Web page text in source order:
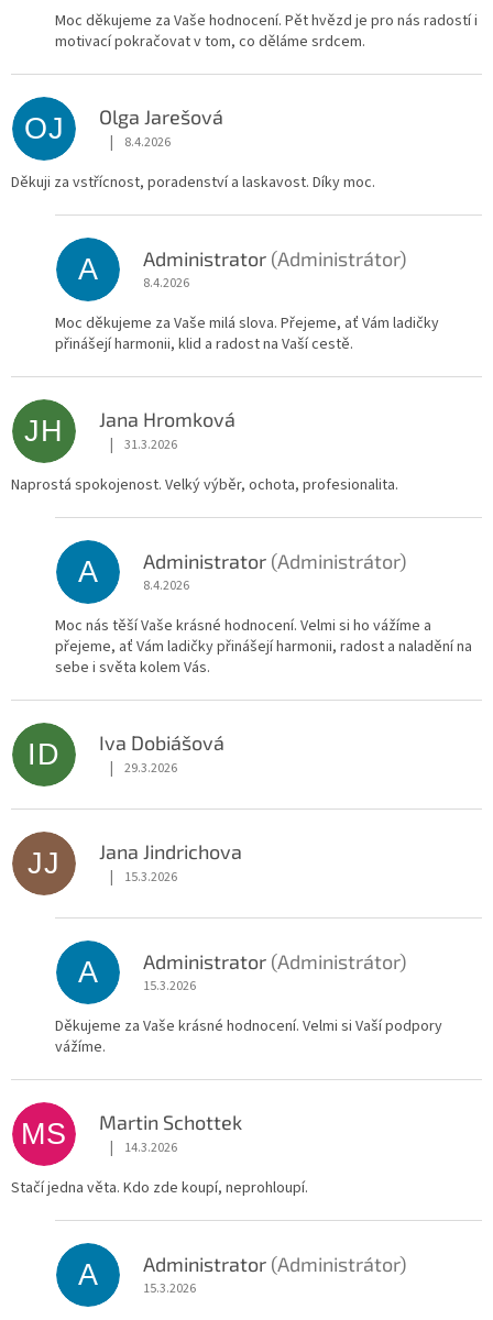
Moc děkujeme za Vaše hodnocení. Pět hvězd je pro nás radostí i
motivací pokračovat v tom, co děláme srdcem.
OJ Olga Jarešová
Hodnocení obchodu je 5 z 5 hvězdiček.
| 8.4.2026
Děkuji za vstřícnost, poradenství a laskavost. Díky moc.
A Administrator (Administrátor)
8.4.2026
Moc děkujeme za Vaše milá slova. Přejeme, ať Vám ladičky
přinášejí harmonii, klid a radost na Vaší cestě.
JH Jana Hromková
Hodnocení obchodu je 5 z 5 hvězdiček.
| 31.3.2026
Naprostá spokojenost. Velký výběr, ochota, profesionalita.
A Administrator (Administrátor)
8.4.2026
Moc nás těší Vaše krásné hodnocení. Velmi si ho vážíme a
přejeme, ať Vám ladičky přinášejí harmonii, radost a naladění na
sebe i světa kolem Vás.
ID Iva Dobiášová
Hodnocení obchodu je 5 z 5 hvězdiček.
| 29.3.2026
JJ Jana Jindrichova
Hodnocení obchodu je 5 z 5 hvězdiček.
| 15.3.2026
A Administrator (Administrátor)
15.3.2026
Děkujeme za Vaše krásné hodnocení. Velmi si Vaší podpory
vážíme.
MS Martin Schottek
Hodnocení obchodu je 5 z 5 hvězdiček.
| 14.3.2026
Stačí jedna věta. Kdo zde koupí, neprohloupí.
A Administrator (Administrátor)
15.3.2026